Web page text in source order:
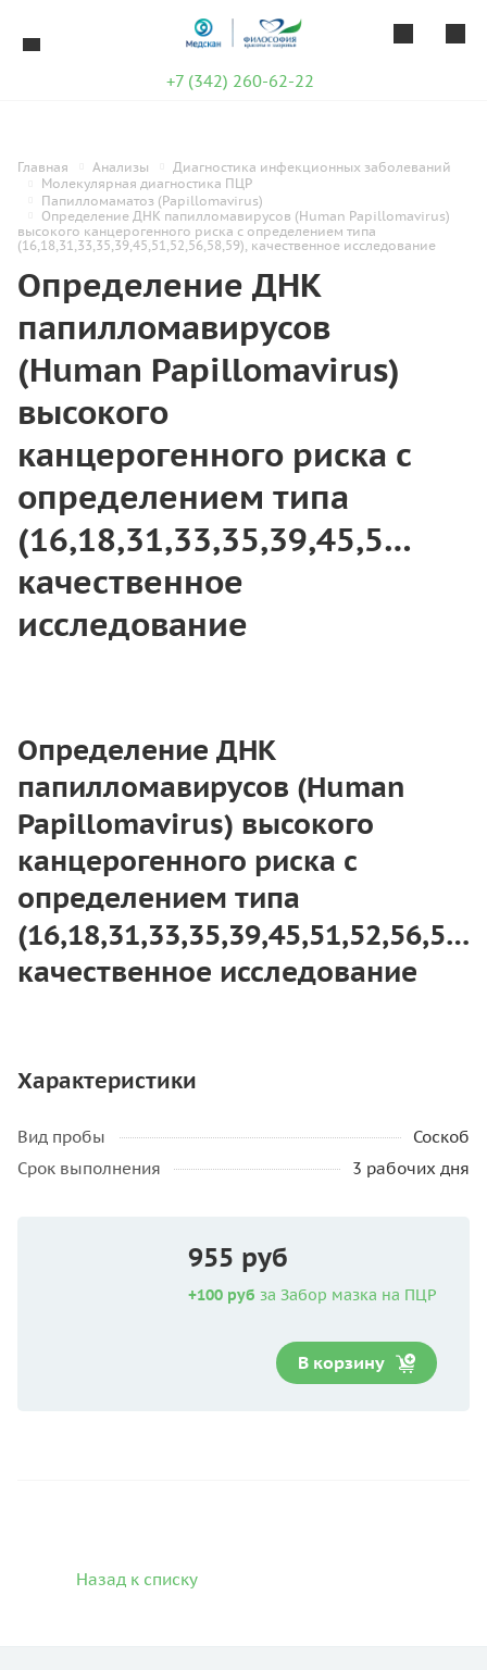
+7 (342) 260-62-22
Главная Анализы
Диагностика инфекционных заболеваний
Молекулярная диагностика ПЦР
Папилломаматоз (Papillomavirus)
Определение ДНК папилломавирусов (Human Papillomavirus)
высокого канцерогенного риска с определением типа
(16,18,31,33,35,39,45,51,52,56,58,59), качественное исследование
Определение ДНК
папилломавирусов
(Human Papillomavirus)
высокого
канцерогенного риска с
определением типа
качественное
исследование
Определение ДНК
папилломавирусов (Human
Papillomavirus) высокого
канцерогенного риска с
определением типа
качественное исследование
Характеристики
Вид пробы
Соскоб
Срок выполнения
3 рабочих дня
955 руб
+100 руб за Забор мазка на ПЦР
В корзину
Назад к списку